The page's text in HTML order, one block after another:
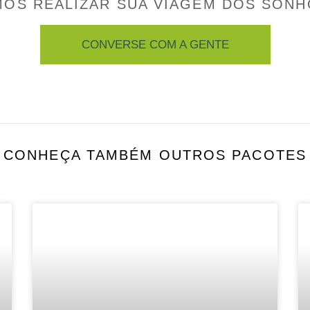
REALIZAR SUA VIAGEM DOS
CONVERSE COM A GENTE
CONHEÇA TAMBÉM OUTROS PACOTES